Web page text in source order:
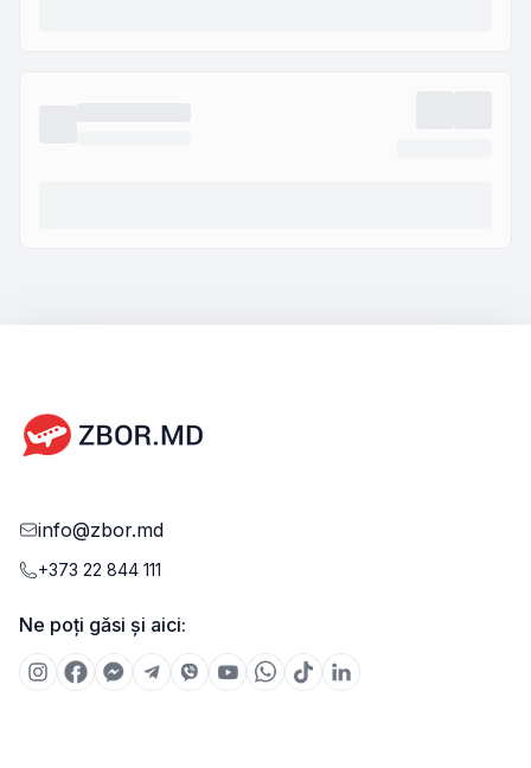
info@zbor.md
+373 22 844 111
Ne poți găsi și aici: